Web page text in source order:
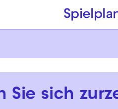
Hauptinhalt
Sie sich